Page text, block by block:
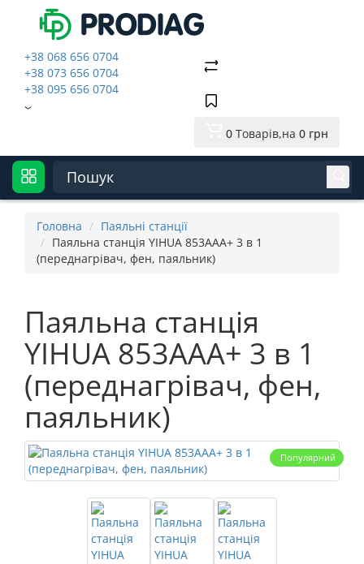
+38 068 656 0704
+38 073 656 0704
+38 095 656 0704
0 Товарів,на 0 грн
Головна
Паяльні станції
Паяльна станція YIHUA 853AAA+ 3 в 1
(переднагрівач, фен, паяльник)
Паяльна станція
YIHUA 853AAA+ 3 в 1
(переднагрівач, фен,
паяльник)
Популярний